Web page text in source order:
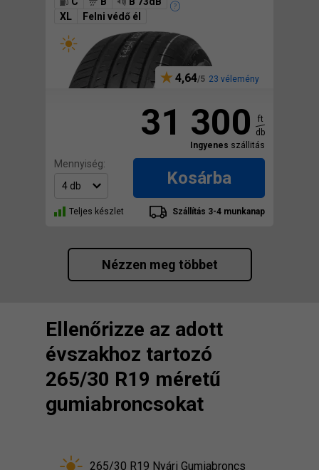
XL
Felni védő él
4,64 23 vélemény
31 300
ft
db
Ingyenes szállitás
Mennyiség:
Kosárba
Teljes készlet Szállítás 3-4 munkanap
Nézzen meg többet
Ellenőrizze az adott
évszakhoz tartozó
265/30 R19 méretű
gumiabroncsokat
265/30 R19 Nyári Gumiabroncs